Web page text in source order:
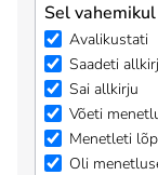
Sel
Avalikustati
Saadeti
Sai allkirju
Võeti
Menetleti
Oli